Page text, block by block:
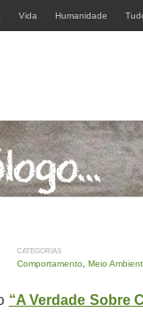
Vida Humanidade
CATEGORIAS
Comportamento Meio
“A Verdade Sobre